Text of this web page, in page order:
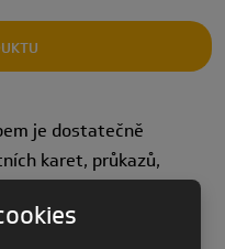
je dostatečně
karet, průkazů,